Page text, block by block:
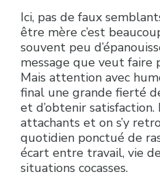
Ici, pas de faux
être mère c’est
souvent peu
message que veut faire
Mais attention avec
final une grande fierté
et d’obtenir
attachants et on s’y
quotidien ponctué de
écart entre travail, vie
situations cocasses.